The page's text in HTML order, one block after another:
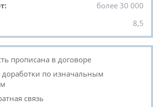
более 30 000
8,5
прописана в договоре
доработки по изначальным
связь